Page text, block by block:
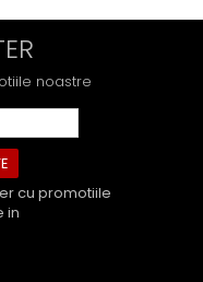
noastre
cu promotiile
in